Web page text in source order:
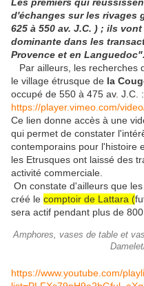
d'échanges sur les rivages
625 à 550 av. J.C. ) ; ils
dominante dans les
Provence et en Languedoc".
Par ailleurs, les recherches
le village étrusque de la
occupé de 550 à 475 av. J.C. :
https://player.vimeo.com/
Ce lien donne accès à une
qui permet de constater
contemporains pour l'histoire
les Etrusques ont laissé des
activité commerciale.
On constate d'ailleurs que
créé le comptoir de Lattara (
sera actif pendant plus de 800
Amphores, vases de table et
https://www.youtube.com/